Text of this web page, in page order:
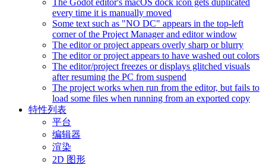
The Godot editor's macOS dock icon gets duplicated
every time it is manually moved
Some text such as "NO DC" appears in the top-left
corner of the Project Manager and editor window
The editor or project appears overly sharp or blurry
The editor or project appears to have washed out colors
The editor/project freezes or displays glitched visuals
after resuming the PC from suspend
The project works when run from the editor, but fails to
load some files when running from an exported copy
特性列表
平台
编辑器
渲染
2D 图形